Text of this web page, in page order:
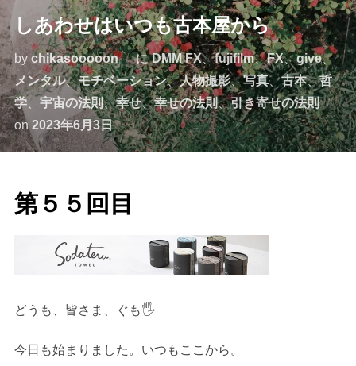
ッ
プ
しあわせはいつも古本屋から
by chikasooooon にDMM FX、fujifilm、FX、give、
メンタル、モチベーション、人物撮影、写真、古本、哲
学、 宇宙の法則、幸せ、幸せの法則、引き寄せの法則
on 投
稿
2023年6月3日
第５５回目
どうも、皆さま、ぐも🖐️
今日も始まりました。いつもここから。